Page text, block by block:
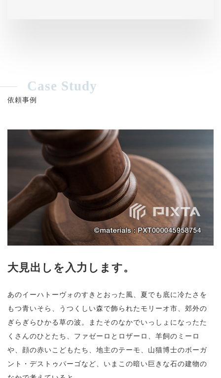
Case Study
依頼事例
大見出しを入力します。
あのイーハトーヴォのすきとおった風、夏でも底に冷たさを
もつ青いそら、うつくしい森で飾られたモリーオ市、郊外の
ぎらぎらひかる草の波。またそのなかでいっしょになったた
くさんのひとたち、ファゼーロとロザーロ、羊飼のミーロ
や、顔の赤いこどもたち、地主のテーモ、山猫博士のボーガ
ント・デストゥパーゴなど、いまこの暗い巨きな石の建物の